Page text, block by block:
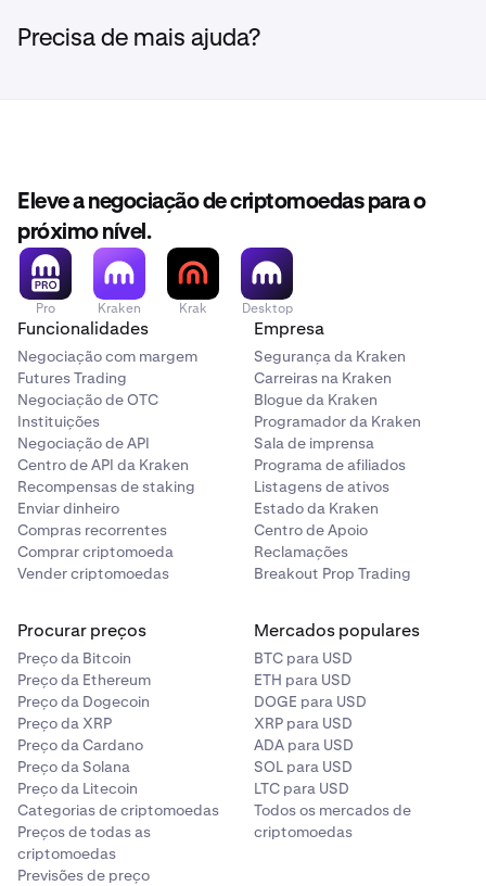
saldo negativo.
ativar esta funcionalidade.
Precisa de mais ajuda?
Eleve a negociação de criptomoedas para o
próximo nível.
Pro Kraken Krak Desktop
Funcionalidades
Negociação com margem
Futures Trading
Negociação de OTC
Instituições
Negociação de API
Centro de API da Kraken
Recompensas de staking
Enviar dinheiro
Compras recorrentes
Comprar criptomoeda
Vender criptomoedas
Empresa
Segurança da Kraken
Carreiras na Kraken
Blogue da Kraken
Programador da Kraken
Sala de imprensa
Programa de afiliados
Listagens de ativos
Estado da Kraken
Centro de Apoio
Reclamações
Breakout Prop Trading
Procurar preços
Preço da Bitcoin
Preço da Ethereum
Preço da Dogecoin
Preço da XRP
Preço da Cardano
Preço da Solana
Preço da Litecoin
Categorias de criptomoedas
Preços de todas as
criptomoedas
Previsões de preço
Mercados populares
BTC para USD
ETH para USD
DOGE para USD
XRP para USD
ADA para USD
SOL para USD
LTC para USD
Todos os mercados de
criptomoedas